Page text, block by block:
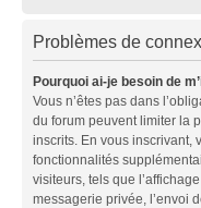
Problèmes de
Pourquoi ai-je besoin de
Vous n’êtes pas dans
du forum peuvent limiter la
inscrits. En vous inscrivant,
fonctionnalités
visiteurs, tels que
messagerie privée, l’envoi